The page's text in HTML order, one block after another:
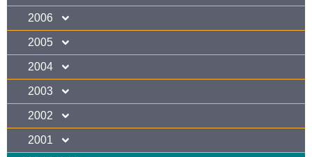
2006
2005
2004
2003
2002
2001